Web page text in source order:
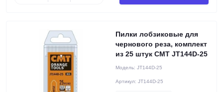
Пилки лобзиковые для
чернового реза, комплект
из 25 штук CMT JT144D-25
Модель: JT144D-25
Артикул: JT144D-25